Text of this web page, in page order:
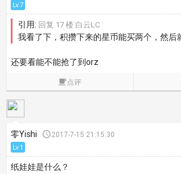
Lv.7
引用: 回复 17 楼 白云LC
我看了下，积攒下来的星币能买两个，然后
还要看能不能抢了到orz
点评
零Yishi 2017-7-15 21:15:30
Lv.1
纸娃娃是什么？